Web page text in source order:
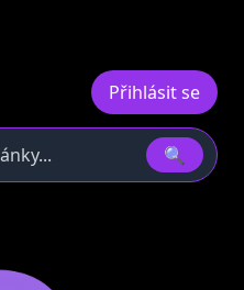
Přihlásit se
🔍